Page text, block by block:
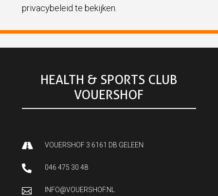
privacybeleid te bekijken.
HEALTH & SPORTS CLUB
VOUERSHOF
 VOUERSHOF 3 6161 DB GELEEN
 046 475 30 48
 INFO@VOUERSHOF.NL